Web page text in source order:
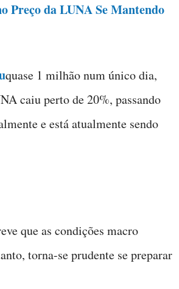
Preço da LUNA Se Mantendo
quase 1 milhão num único dia,
caiu perto de 20%, passando
e está atualmente sendo
que as condições macro
torna-se prudente se preparar